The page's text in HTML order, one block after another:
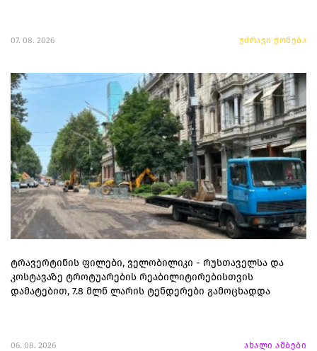
07. 08. 2026 უძრავი ქონება
ტრავერტინის ფილები, ველობილიკი - რუსთაველსა და
კოსტავაზე ტროტუარების რეაბილიტირებისთვის
დამატებით, 7.8 მლნ ლარის ტენდერები გამოცხადდა
06. 08. 2026 ახალი ამბები